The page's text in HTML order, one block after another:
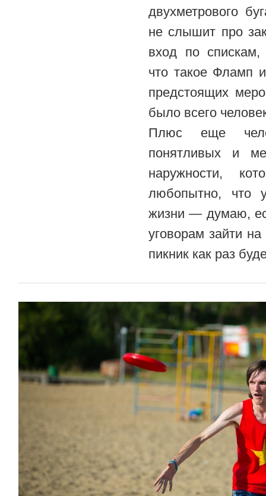
двухметрового
не слышит про
вход по спискам,
что такое Фламп
предстоящих
было всего
Плюс еще
понятливых и
наружности,
любопытно, что
жизни — думаю,
уговорам зайти
пикник как раз